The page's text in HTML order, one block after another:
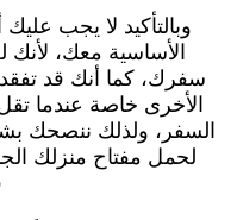
وبالتأكيد لا يجب
الأساسية معك، لأنك
سفرك، كما أنك قد
الأخرى خاصة عندما
السفر، ولذلك ننصحك
لحمل مفتاح منزلك